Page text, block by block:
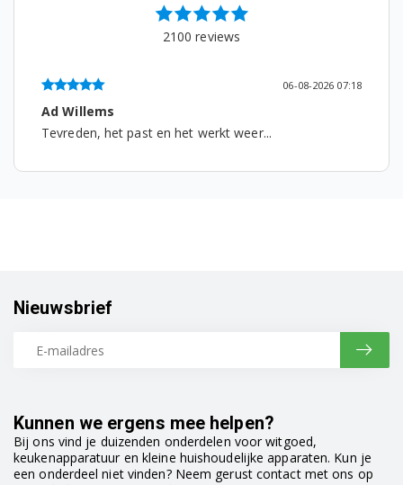
WAE28160EP/07
WAE28160EP/27
WAE28160FG/21
2100 reviews
06-08-2026 07:18
Ad Willems
Tevreden, het past en het werkt weer...
Kunnen we ergens mee helpen?
Bij ons vind je duizenden onderdelen voor witgoed,
keukenapparatuur en kleine huishoudelijke apparaten. Kun je
een onderdeel niet vinden? Neem gerust contact met ons op
Nieuwsbrief